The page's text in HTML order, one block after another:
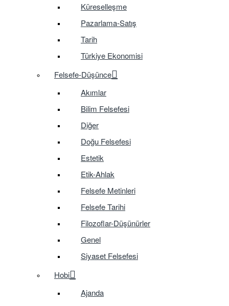
Küreselleşme
Pazarlama-Satış
Tarih
Türkiye Ekonomisi
Felsefe-Düşünce
Akımlar
Bilim Felsefesi
Diğer
Doğu Felsefesi
Estetik
Etik-Ahlak
Felsefe Metinleri
Felsefe Tarihi
Filozoflar-Düşünürler
Genel
Siyaset Felsefesi
Hobi
Ajanda